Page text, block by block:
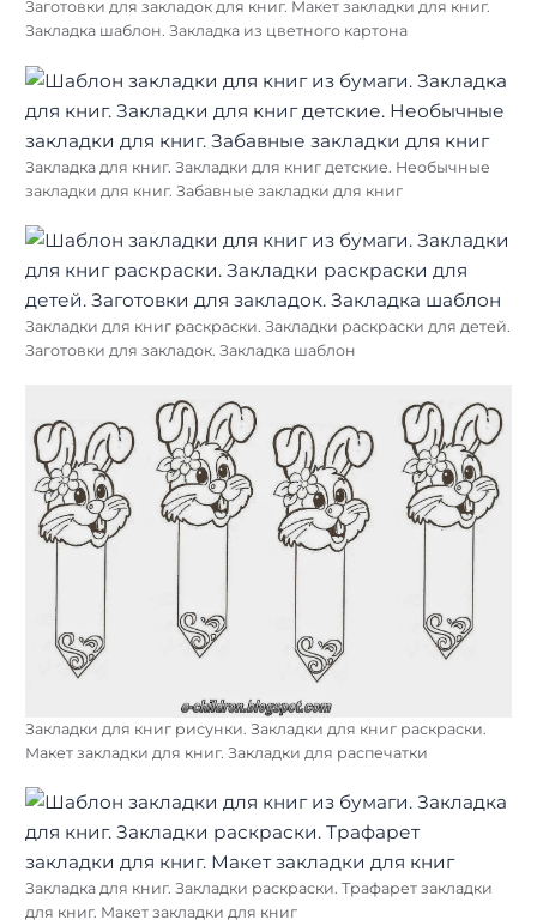
Заготовки для закладок для книг. Макет закладки для книг.
Закладка шаблон. Закладка из цветного картона
Закладка для книг. Закладки для книг детские. Необычные
закладки для книг. Забавные закладки для книг
Закладки для книг раскраски. Закладки раскраски для детей.
Заготовки для закладок. Закладка шаблон
Закладки для книг рисунки. Закладки для книг раскраски.
Макет закладки для книг. Закладки для распечатки
Закладка для книг. Закладки раскраски. Трафарет закладки
для книг. Макет закладки для книг